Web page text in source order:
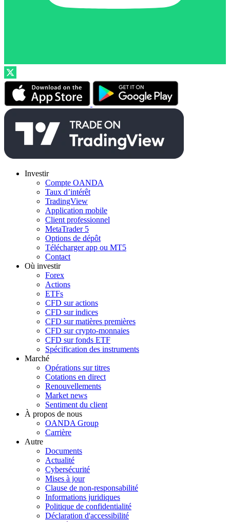
Investir
Compte OANDA
Taux d’intérêt
TradingView
Application mobile
Client professionnel
MetaTrader 5
Options de dépôt
Télécharger app ou MT5
Contact
Où investir
Forex
Actions
ETFs
CFD sur actions
CFD sur indices
CFD sur matières premières
CFD sur crypto-monnaies
CFD sur fonds ETF
Spécification des instruments
Marché
Opérations sur titres
Cotations en direct
Renouvellements
Market news
Sentiment du client
À propos de nous
OANDA Group
Carrière
Autre
Documents
Actualité
Cybersécurité
Mises à jour
Clause de non-responsabilité
Informations juridiques
Politique de confidentialité
Déclaration d'accessibilité